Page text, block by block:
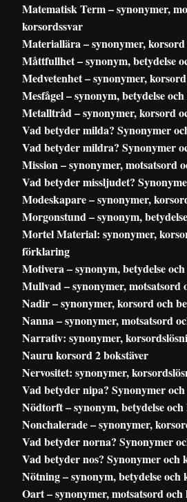
Matematisk Term – synonymer,
korsordssvar
Materiallära – synonymer, korsord
Måttfullhet – synonym, betydelse
Medvetenhet – synonymer,
Mesfågel – synonym, betydelse
Metalltråd – synonymer, korsord
Vad betyder milda? Synonymer
Vad betyder mildra? Synonymer
Mission – synonymer, motsatsord
Vad betyder missljudet?
Modeskapare – synonymer,
Morgonstund – synonym,
Mortel Material: synonymer,
förklaring
Motivera – synonym, betydelse
Mullvad – synonymer, motsatsord
Nadir – synonymer, korsord och
Nanna – synonymer, motsatsord
Narrativ: synonymer,
Nauru korsord 2 bokstäver
Nervositet: synonymer,
Vad betyder nipa? Synonymer
Nödtorft – synonym, betydelse
Nonchalerade – synonymer,
Vad betyder norna? Synonymer
Vad betyder nos? Synonymer och
Nötning – synonym, betydelse
Oart – synonymer, motsatsord